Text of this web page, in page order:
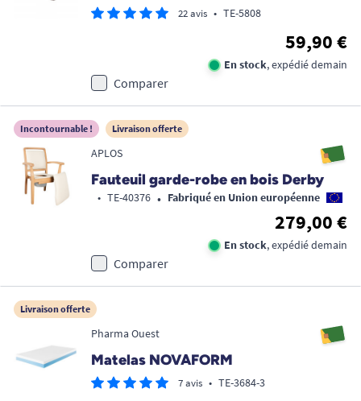
22 avis • TE-5808
59,90 €
En stock, expédié demain
Comparer
Incontournable ! Livraison offerte
APLOS
Fauteuil garde-robe en bois Derby
• TE-40376 • Fabriqué en Union européenne
279,00 €
En stock, expédié demain
Comparer
Livraison offerte
Pharma Ouest
Matelas NOVAFORM
7 avis • TE-3684-3